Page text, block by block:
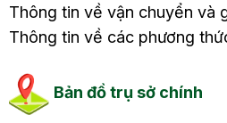
Thông tin về vận chuyển và
Thông tin về các phương
Bản đồ trụ sở chính